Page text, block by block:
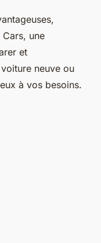
Cars, une
et
neuve ou
à vos besoins.